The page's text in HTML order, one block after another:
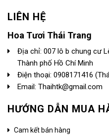
LIÊN HỆ
Hoa Tươi Thái Trang
Địa chỉ: 007 lô b chung cư
Thành phố Hồ Chí Minh
Điện thoại: 0908171416
Email: Thaihtk@gmail.com
HƯỚNG DẪN MUA
Cam kết bán hàng